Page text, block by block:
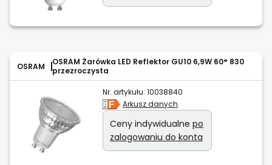
OSRAM
OSRAM Żarówka LED Reflektor GU10 6,9W 60° 830
przezroczysta
Nr. artykułu: 10038840
Arkusz danych
Ceny indywidualne po
zalogowaniu do konta